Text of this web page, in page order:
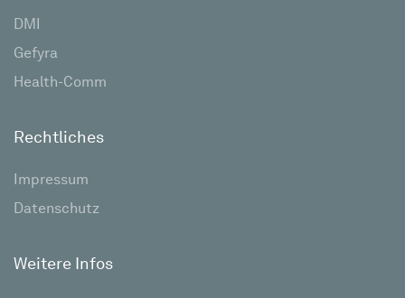
DMI
Gefyra
Health-Comm
Rechtliches
Impressum
Datenschutz
Weitere Infos